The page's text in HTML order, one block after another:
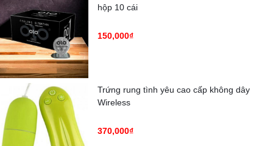
hộp 10 cái
150,000₫
Trứng rung tình yêu cao cấp không dây
Wireless
370,000₫